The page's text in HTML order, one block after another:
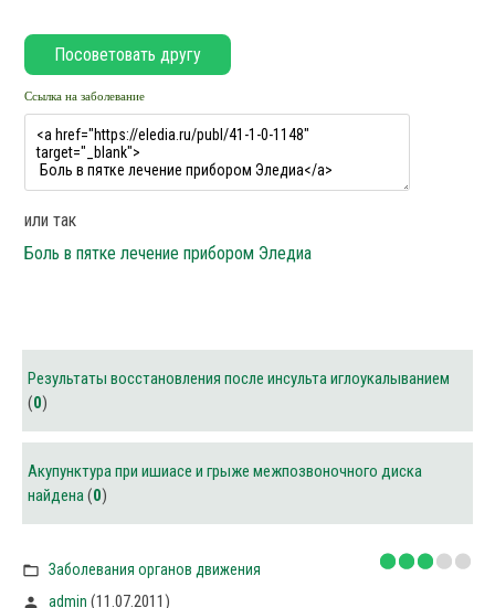
Ссылка на заболевание
или так
Боль в пятке лечение прибором Эледиа
Результаты восстановления после инсульта иглоукалыванием
(0)
Акупунктура при ишиасе и грыже межпозвоночного диска
найдена(0)
Заболевания органов движения
admin (11.07.2011)